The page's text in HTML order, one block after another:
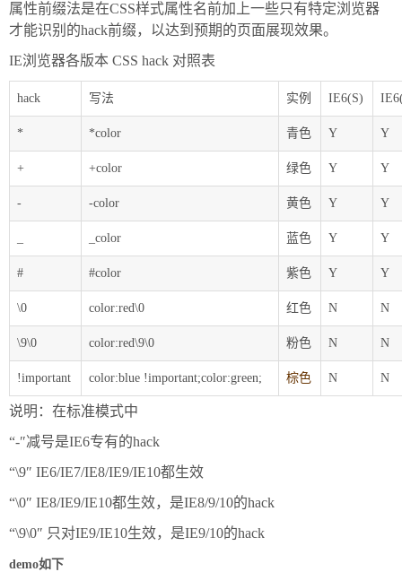
属性前缀法是在CSS样式属性名前加上一些只有特定浏览器
才能识别的hack前缀，以达到预期的页面展现效果。
IE浏览器各版本 CSS hack 对照表
hack 写法 实例 IE6(S)
* *color 青色 Y Y
+ +color 绿色 Y Y
- -color 黄色 Y Y
_color 蓝色 Y Y
# #color 紫色 Y Y
\0 color:red\0 红色 N N
\9\0 color:red\9\0 粉色 N N
!important color:blue !important;color:green; 棕色 N N
说明：在标准模式中
“-″减号是IE6专有的hack
“\9″ IE6/IE7/IE8/IE9/IE10都生效
“\0″ IE8/IE9/IE10都生效，是IE8/9/10的hack
“\9\0″ 只对IE9/IE10生效，是IE9/10的hack
demo如下